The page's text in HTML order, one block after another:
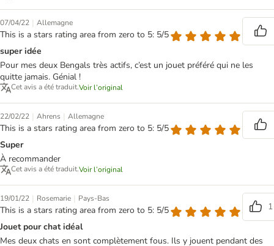
07/04/22 | Allemagne
This is a stars rating area from zero to 5: 5/5
super idée
Pour mes deux Bengals très actifs, c’est un jouet préféré qui ne les
quitte jamais. Génial !
Cet avis a été traduit.Voir l’original
22/02/22 | Ahrens | Allemagne
This is a stars rating area from zero to 5: 5/5
Super
À recommander
Cet avis a été traduit.Voir l’original
19/01/22 | Rosemarie | Pays-Bas
This is a stars rating area from zero to 5: 5/5
1
Jouet pour chat idéal
Mes deux chats en sont complètement fous. Ils y jouent pendant des